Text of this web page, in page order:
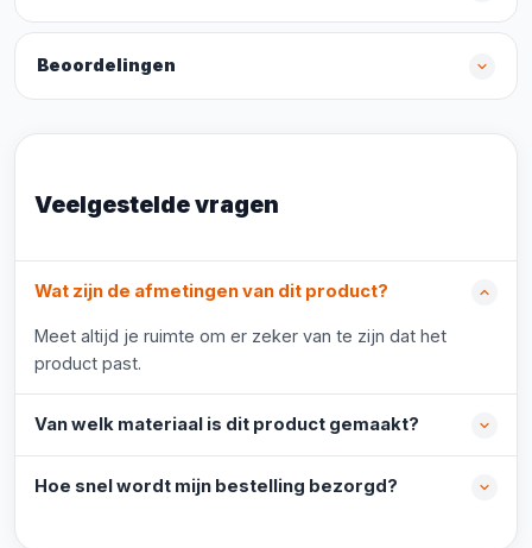
Beoordelingen
Veelgestelde vragen
Wat zijn de afmetingen van dit product?
Meet altijd je ruimte om er zeker van te zijn dat het
product past.
Van welk materiaal is dit product gemaakt?
Hoe snel wordt mijn bestelling bezorgd?